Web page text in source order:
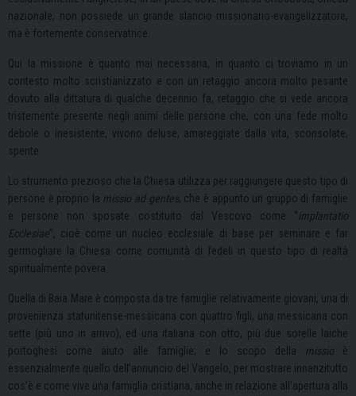
nazionale, non possiede un grande slancio missionario-evangelizzatore,
ma è fortemente conservatrice.
Qui la missione è quanto mai necessaria, in quanto ci troviamo in un
contesto molto scristianizzato e con un retaggio ancora molto pesante
dovuto alla dittatura di qualche decennio fa, retaggio che si vede ancora
tristemente presente negli animi delle persone che, con una fede molto
debole o inesistente, vivono deluse, amareggiate dalla vita, sconsolate,
spente.
Lo strumento prezioso che la Chiesa utilizza per raggiungere questo tipo di
persone è proprio la missio ad gentes, che è appunto un gruppo di famiglie
e persone non sposate costituito dal Vescovo come “implantatio
Ecclesiae”, cioè come un nucleo ecclesiale di base per seminare e far
germogliare la Chiesa come comunità di fedeli in questo tipo di realtà
spiritualmente povera.
Quella di Baia Mare è composta da tre famiglie relativamente giovani, una di
provenienza statunitense-messicana con quattro figli, una messicana con
sette (più uno in arrivo), ed una italiana con otto, più due sorelle laiche
portoghesi come aiuto alle famiglie; e lo scopo della
missio è
essenzialmente quello dell’annuncio del Vangelo, per mostrare innanzitutto
cos’è e come vive una famiglia cristiana, anche in relazione all’apertura alla